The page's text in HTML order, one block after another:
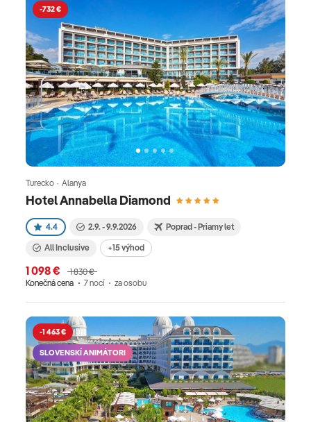
-732 €
Hotel Annabella Diamond
Turecko · Alanya
4.4 2.9. - 9.9.2026 Poprad - Priamy let
All Inclusive +15 výhod
1 098 €
1 830 €
Konečná cena
7 nocí za osobu
-1 463 €
SLOVENSKÍ ANIMÁTORI